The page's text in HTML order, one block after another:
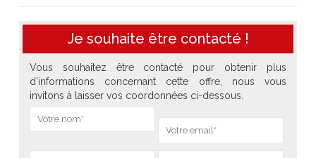
Je souhaite être contacté !
Vous souhaitez être contacté pour obtenir plus
d'informations concernant cette offre, nous vous
invitons à laisser vos coordonnées ci-dessous.